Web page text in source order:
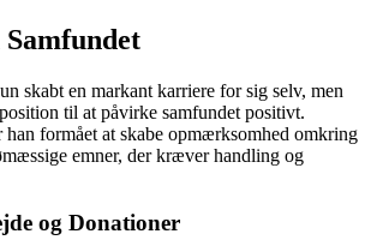
skabt en markant karriere for sig selv, men
til at påvirke samfundet positivt.
han formået at skabe opmærksomhed omkring
emner, der kræver handling og
og Donationer